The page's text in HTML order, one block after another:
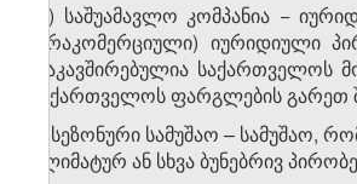
) საშუამავლო კომპანია −
(არაკომერციული) იურიდიული
დაკავშირებულია საქართველოს
საქართველოს ფარგლების გარეთ
ბ) სეზონური სამუშაო –
კლიმატურ ან სხვა ბუნებრივ